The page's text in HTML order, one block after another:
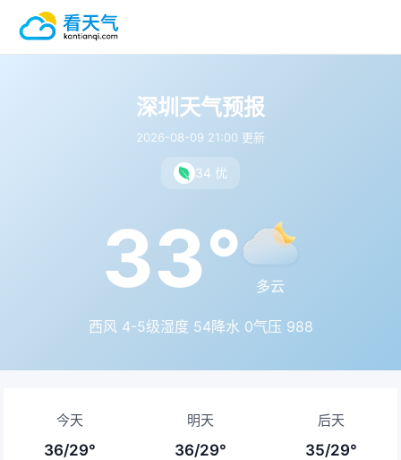
深圳天气预报
2026-08-09 21:00 更新
34 优
33° 多云
西风 4-5级湿度 54降水 0气压 988
今天
36/29°
明天
36/29°
后天
35/29°